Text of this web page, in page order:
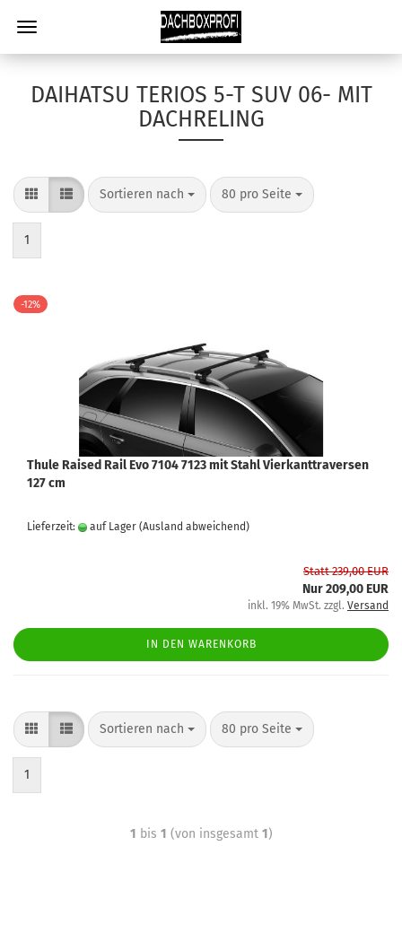
DAIHATSU TERIOS 5-T SUV 06- MIT
DACHRELING
Sortieren nach 80 pro Seite
1
-12%
Thule Raised Rail Evo 7104 7123 mit Stahl Vierkanttraversen
127 cm
Lieferzeit: auf Lager (Ausland abweichend)
Statt 239,00 EUR
Nur 209,00 EUR
inkl. 19% MwSt. zzgl. Versand
IN DEN WARENKORB
Sortieren nach 80 pro Seite
1
1 bis 1 (von insgesamt 1)